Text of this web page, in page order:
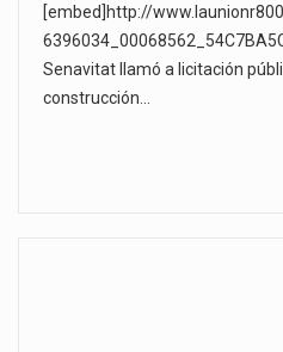
[embed]http://
Senavitat llamó a licitación
construcción…